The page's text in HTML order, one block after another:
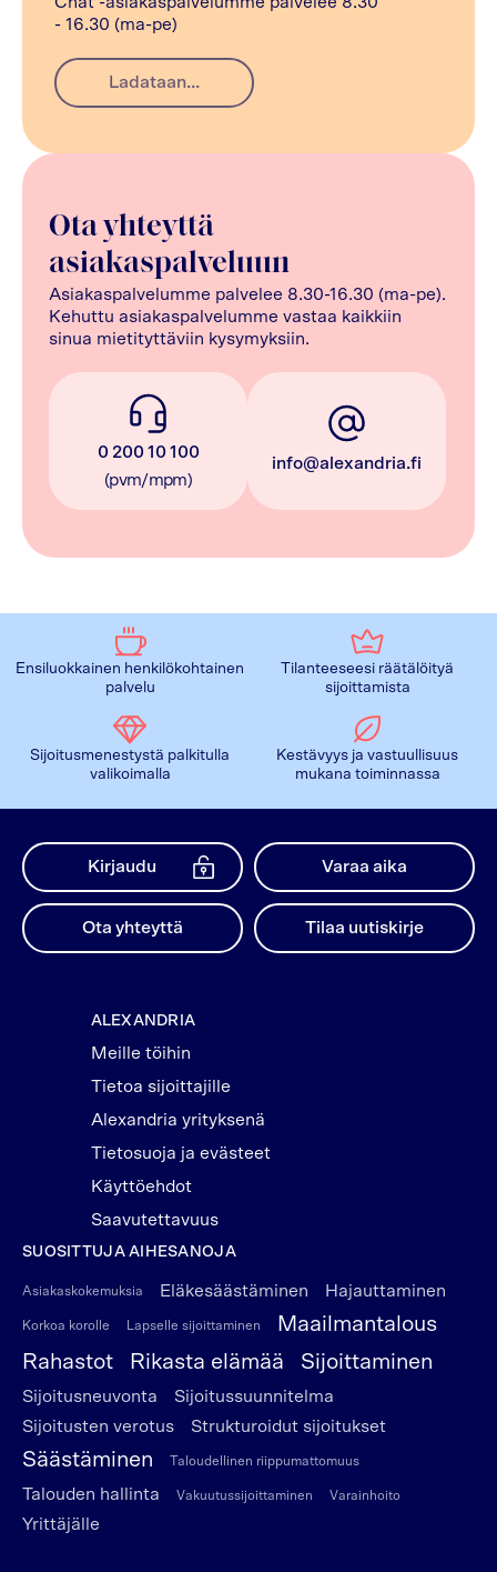
Ota yhteyttä
asiakaspalveluun
Asiakaspalvelumme palvelee 8.30-16.30 (ma-pe).
Kehuttu asiakaspalvelumme vastaa kaikkiin
sinua mietityttäviin kysymyksiin.
0 200 10 100
(pvm/mpm)
info@alexandria.fi
- 16.30 (ma-pe)
Ladataan...
Ensiluokkainen henkilökohtainen
palvelu
Tilanteeseesi räätälöityä
sijoittamista
Sijoitusmenestystä palkitulla
valikoimalla
Kestävyys ja vastuullisuus
mukana toiminnassa
Kirjaudu Varaa aika
Ota yhteyttä Tilaa uutiskirje
ALEXANDRIA
Meille töihin
Tietoa sijoittajille
Alexandria yrityksenä
Tietosuoja ja evästeet
Käyttöehdot
Saavutettavuus
SUOSITTUJA AIHESANOJA
Asiakaskokemuksia Eläkesäästäminen Hajauttaminen
Korkoa korolle Lapselle sijoittaminen
Maailmantalous
Rahastot
Rikasta elämää Sijoittaminen
Sijoitusneuvonta
Sijoitussuunnitelma
Sijoitusten verotus
Strukturoidut sijoitukset
Säästäminen Taloudellinen riippumattomuus
Talouden hallinta Vakuutussijoittaminen Varainhoito
Yrittäjälle